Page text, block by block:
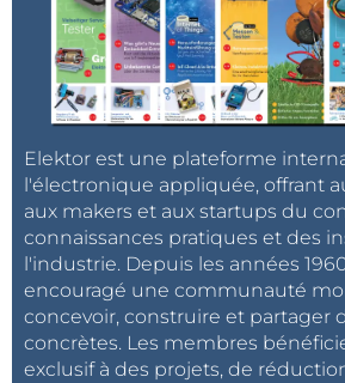
Elektor est une plateforme
l'électronique appliquée, offrant
aux makers et aux startups du
connaissances pratiques et des
l'industrie. Depuis les années
encouragé une communauté
concevoir, construire et partager
concrètes. Les membres
exclusif à des projets, de